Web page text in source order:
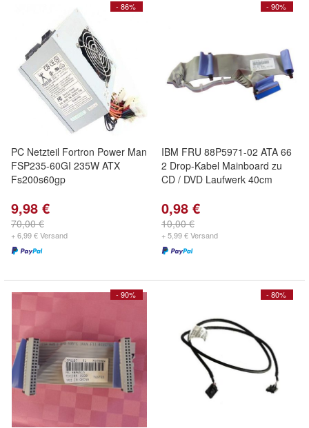
- 86%
PC Netzteil Fortron Power Man
FSP235-60GI 235W ATX
Fs200s60gp
9,98 €
70,00 €
+ 6,99 € Versand
- 90%
IBM FRU 88P5971-02 ATA 66
2 Drop-Kabel Mainboard zu
CD / DVD Laufwerk 40cm
0,98 €
10,00 €
+ 5,99 € Versand
- 90% - 80%